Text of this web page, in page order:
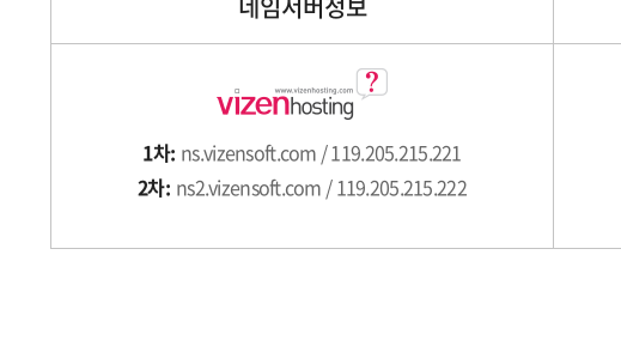
1차: ns.vizensoft.com / 119.205.215.221
2차: ns2.vizensoft.com / 119.205.215.222